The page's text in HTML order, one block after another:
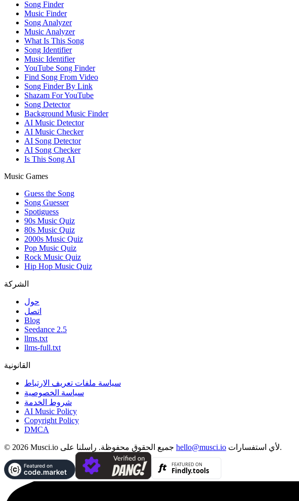
Song Finder
Music Finder
Song Analyzer
Music Analyzer
What Is This Song
Song Identifier
Music Identifier
YouTube Song Finder
Find Song From Video
Song Finder By Link
Shazam For YouTube
Song Detector
Background Music Finder
AI Music Detector
AI Music Checker
AI Song Detector
AI Song Checker
Is This Song AI
Music Games
Guess the Song
Song Guesser
Spotiguess
90s Music Quiz
80s Music Quiz
2000s Music Quiz
Pop Music Quiz
Rock Music Quiz
Hip Hop Music Quiz
الشركة
حول
اتصل
Blog
Seedance 2.5
llms.txt
llms-full.txt
القانونية
سياسة ملفات تعريف الارتباط
سياسة الخصوصية
شروط الخدمة
AI Music Policy
Copyright Policy
DMCA
hello@musci.io لأي استفسارات.